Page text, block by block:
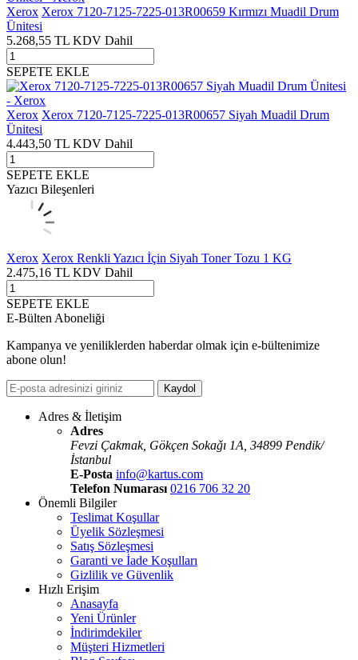
Xerox Xerox 7120-7125-7225-013R00659 Kırmızı Muadil Drum
Ünitesi
5.268,55 TL KDV Dahil
SEPETE EKLE
Xerox Xerox 7120-7125-7225-013R00657 Siyah Muadil Drum
Ünitesi
4.443,50 TL KDV Dahil
SEPETE EKLE
Yazıcı Bileşenleri
Xerox Xerox Renkli Yazıcı İçin Siyah Toner Tozu 1 KG
2.475,16 TL KDV Dahil
SEPETE EKLE
E-Bülten Aboneliği
Kampanya ve yeniliklerden haberdar olmak için e-bültenimize
abone olun!
Kaydol
Adres & İletişim
Adres
Fevzi Çakmak, Gökçen Sokaǧı 1A, 34899 Pendik/
İstanbul
E-Posta info@kartus.com
Telefon Numarası 0216 706 32 20
Önemli Bilgiler
Teslimat Koşullar
Üyelik Sözleşmesi
Satış Sözleşmesi
Garanti ve İade Koşulları
Gizlilik ve Güvenlik
Hızlı Erişim
Anasayfa
Yeni Ürünler
İndirimdekiler
Müşteri Hizmetleri